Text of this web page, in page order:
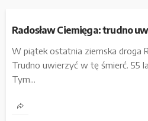
Radosław Ciemięga: trudno
W piątek ostatnia ziemska droga
Trudno uwierzyć w tę śmierć. 55
Tym...